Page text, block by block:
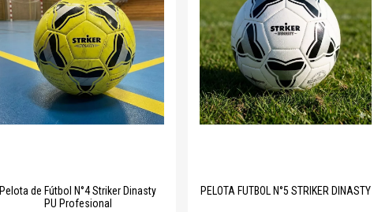
Pelota de Fútbol N°4 Striker Dinasty
PU Profesional
PELOTA FUTBOL N°5 STRIKER DINASTY